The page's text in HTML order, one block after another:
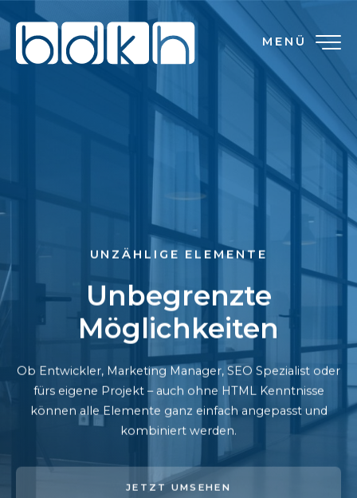
MENÜ
UNZÄHLIGE ELEMENTE
Unbegrenzte
Möglichkeiten
Ob Entwickler, Marketing Manager, SEO Spezialist oder
fürs eigene Projekt – auch ohne HTML Kenntnisse
können alle Elemente ganz einfach angepasst und
kombiniert werden.
JETZT UMSEHEN